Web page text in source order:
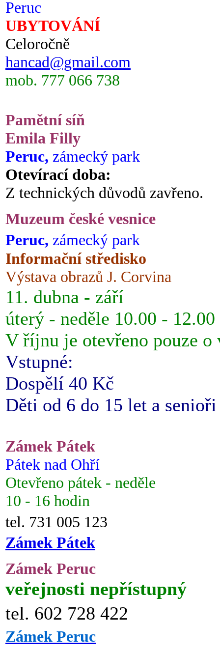
Peruc
UBYTOVÁNÍ
Celoročně
hancad@gmail.com
mob. 777 066 738
Pamětní síň
Emila Filly
Peruc, zámecký park
Otevírací doba:
Z technických důvodů zavřeno.
Muzeum české vesnice
Peruc, zámecký park
Informační středisko
Výstava obrazů J. Corvina
11. dubna - září
úterý - neděle 10.00 -
V říjnu je otevřeno pouze o
Vstupné:
Dospělí 40 Kč
Děti od 6 do 15 let a
Zámek Pátek
Pátek nad Ohří
Otevřeno pátek - neděle
10 - 16 hodin
tel. 731 005 123
Zámek Pátek
Zámek Peruc
veřejnosti nepřístupný
tel. 602 728 422
Zámek Peruc